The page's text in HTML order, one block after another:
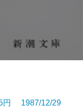
円 1987/12/29